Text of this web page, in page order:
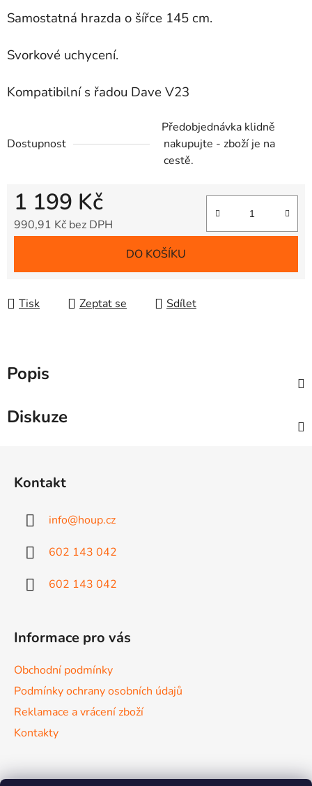
Samostatná hrazda o šířce 145 cm.
Svorkové uchycení.
Kompatibilní s řadou Dave V23
Dostupnost
Předobjednávka klidně
nakupujte - zboží je na
cestě.
1 199 Kč
990,91 Kč bez DPH
DO KOŠÍKU
Tisk Zeptat se Sdílet
Popis
Diskuze
Kontakt
info@houp.cz
602 143 042
602 143 042
Informace pro vás
Obchodní podmínky
Podmínky ochrany osobních údajů
Reklamace a vrácení zboží
Kontakty